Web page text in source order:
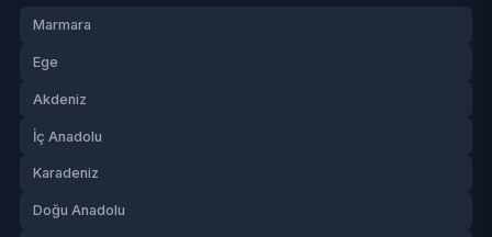
Marmara
Ege
Akdeniz
İç Anadolu
Karadeniz
Doğu Anadolu